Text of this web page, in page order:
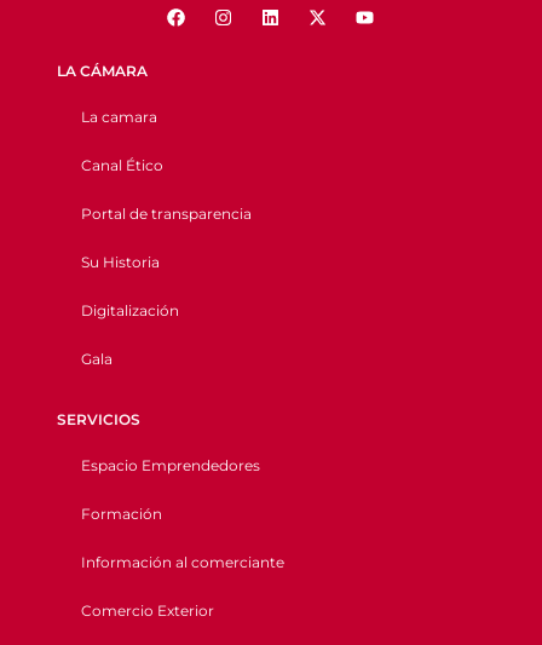
LA CÁMARA
La camara
Canal Ético
Portal de transparencia
Su Historia
Digitalización
Gala
SERVICIOS
Espacio Emprendedores
Formación
Información al comerciante
Comercio Exterior